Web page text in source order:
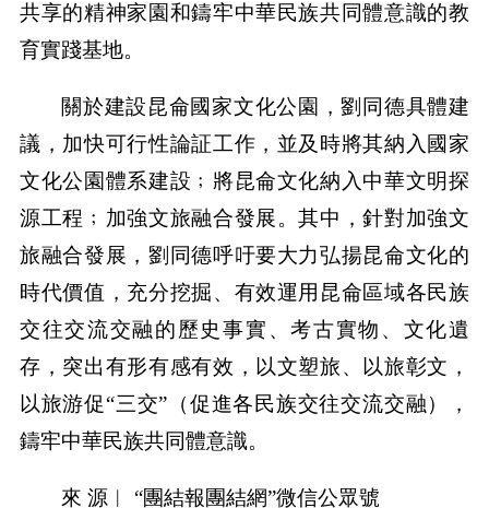
共享的精神家園和鑄牢中華民族共同體意識的教
育實踐基地。
關於建設昆侖國家文化公園，劉同德具體建
議，加快可行性論証工作，並及時將其納入國家
文化公園體系建設﹔將昆侖文化納入中華文明探
源工程﹔加強文旅融合發展。其中，針對加強文
旅融合發展，劉同德呼吁要大力弘揚昆侖文化的
時代價值，充分挖掘、有效運用昆侖區域各民族
交往交流交融的歷史事實、考古實物、文化遺
存，突出有形有感有效，以文塑旅、以旅彰文，
以旅游促“三交”（促進各民族交往交流交融），
鑄牢中華民族共同體意識。
來 源︱ “團結報團結網”微信公眾號